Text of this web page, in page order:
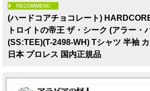
(ハードコアチョコレート)
トロイトの帝王 ザ・シーク (アラー・
(SS:TEE)(T-2498-WH) Tシャツ 半袖
日本 プロレス 国内正規品